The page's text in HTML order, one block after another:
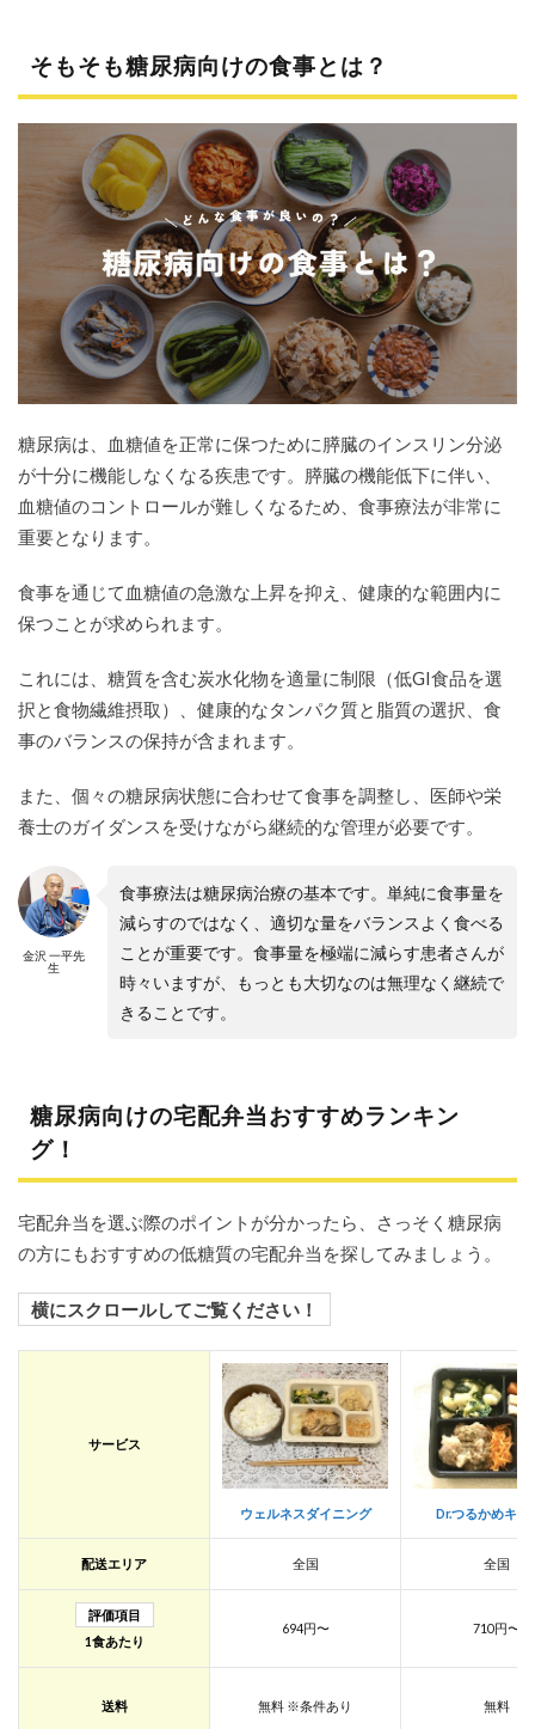
病向
糖尿
弁当
おす
すめ
ラン
キン
グ！
2.1
1位：
ルネ
スダ
ング
2.2
るか
めキ
ン
2.3
メデ
ール
2.4
4位：
健康
便
2.6
ィカ
ルフ
ード
ビス
のタ
そもそも糖尿病向けの食事とは？
糖尿病は、血糖値を正常に保つために膵臓のインスリン分泌
が十分に機能しなくなる疾患です。膵臓の機能低下に伴い、
血糖値のコントロールが難しくなるため、食事療法が非常に
重要となります。
食事を通じて血糖値の急激な上昇を抑え、健康的な範囲内に
保つことが求められます。
これには、糖質を含む炭水化物を適量に制限（低GI食品を選
択と食物繊維摂取）、健康的なタンパク質と脂質の選択、食
事のバランスの保持が含まれます。
また、個々の糖尿病状態に合わせて食事を調整し、医師や栄
養士のガイダンスを受けながら継続的な管理が必要です。
金沢 一平先
生
食事療法は糖尿病治療の基本です。単純に食事量を
減らすのではなく、適切な量をバランスよく食べる
ことが重要です。食事量を極端に減らす患者さんが
時々いますが、もっとも大切なのは無理なく継続で
きることです。
糖尿病向けの宅配弁当おすすめランキン
グ！
宅配弁当を選ぶ際のポイントが分かったら、さっそく糖尿病
の方にもおすすめの低糖質の宅配弁当を探してみましょう。
横にスクロールしてご覧ください！
サービス
ウェルネスダイニング Dr.つるかめキッ
配送エリア 全国 全国
評価項目
1食あたり
694円〜 710円〜
送料 無料 ※条件あり 無料